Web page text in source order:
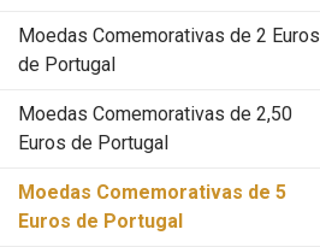
Moedas Comemorativas de 2 Euros
de Portugal
Moedas Comemorativas de 2,50
Euros de Portugal
Moedas Comemorativas de 5
Euros de Portugal